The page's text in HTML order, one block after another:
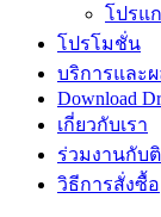
โปรแ
โปรโมชั่น
บริการและผ
Download
เกี่ยวกับเรา
ร่วมงานกับ
วิธีการสั่งซื้อ